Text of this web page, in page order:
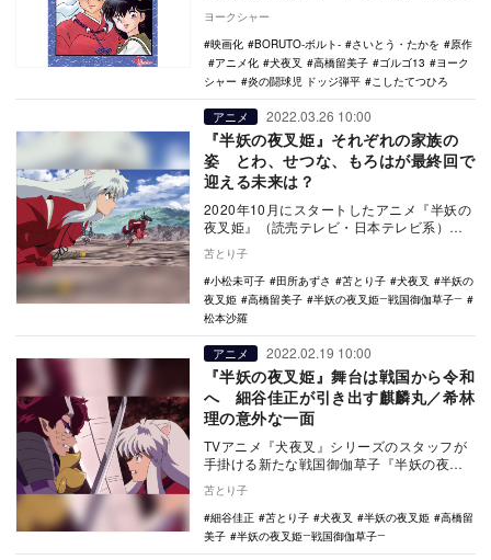
ヨークシャー
映画化
BORUTO-ボルト- さいとう・たかを
原作
アニメ化
犬夜叉 高橋留美子 ゴルゴ13
ヨーク
シャー
炎の闘球児 ドッジ弾平 こしたてつひろ
アニメ 2022.03.26 10:00
『半妖の夜叉姫』それぞれの家族の
姿 とわ、せつな、もろはが最終回で
迎える未来は？
2020年10月にスタートしたアニメ『半妖の
夜叉姫』（読売テレビ・日本テレビ系）が
は…
苫とり子
小松未可子
田所あずさ 苫とり子 犬夜叉
半妖の
夜叉姫
高橋留美子
半妖の夜叉姫―戦国御伽草子―
松本沙羅
アニメ 2022.02.19 10:00
『半妖の夜叉姫』舞台は戦国から令和
へ 細谷佳正が引き出す麒麟丸／希林
理の意外な一面
TVアニメ『犬夜叉』シリーズのスタッフが
手掛ける新たな戦国御伽草子『半妖の夜叉
系）。主人公で…
苫とり子
細谷佳正
苫とり子 犬夜叉 半妖の夜叉姫
高橋留
美子
半妖の夜叉姫―戦国御伽草子―